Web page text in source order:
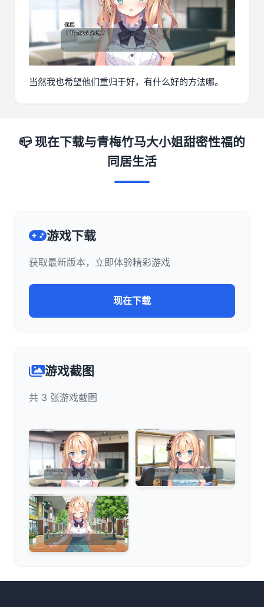
当然我也希望他们重归于好，有什么好的方法哪。
📪 现在下载与青梅竹马大小姐甜密性福的
同居生活
游戏下载
获取最新版本，立即体验精彩游戏
现在下载
游戏截图
共 3 张游戏截图